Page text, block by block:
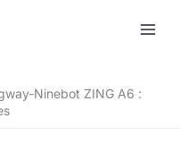
Ninebot ZING A6 :